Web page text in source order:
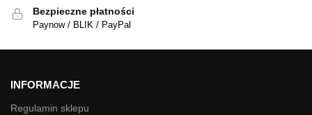
Bezpieczne płatności
Paynow / BLIK / PayPal
INFORMACJE
Regulamin sklepu